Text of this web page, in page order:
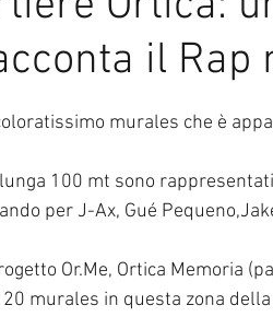
Playlist Festival di Sanremo
Riflessioni in
Intervista
il Rap
murales che è
100 mt sono
per J-Ax, Gué
Or.Me, Ortica Memoria
murales in questa zona